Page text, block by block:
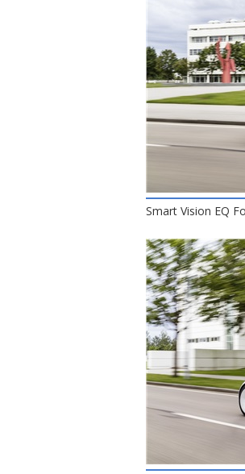
Smart Vision EQ